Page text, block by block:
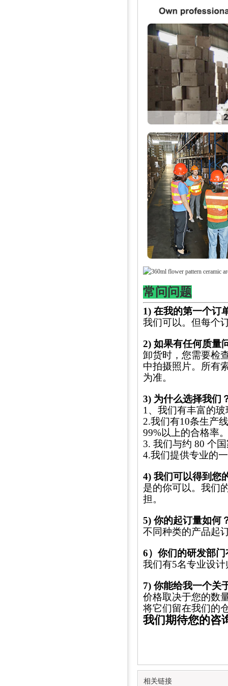
常问问题
1) 在我的第一个订
我们可以。但每个
2) 如果有任何质量
卸货时，您需要检
中拍摄照片。所有
为准。
3) 为什么选择我们
1、我们有丰富的
2.我们有10条生产
99%以上的合格率
3. 我们与约 80 个
4.我们提供专业的
4) 我们可以得到您
是的你可以。我们
担。
5) 你的起订量如何
不同种类的产品起
6）你们的研发部
我们有5名专业设
7) 你能给我一个关
价格取决于您的数
将它们留在我们的
我们期待您的咨
相关链接